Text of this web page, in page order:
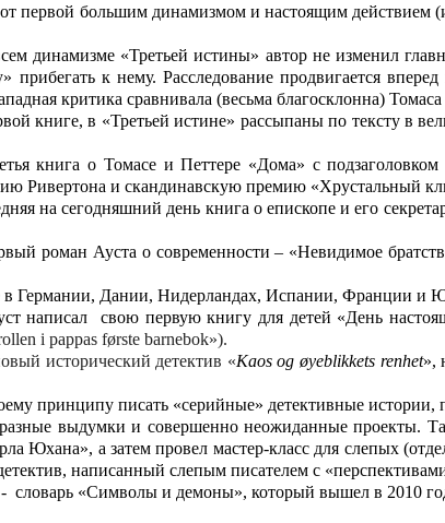
от первой большим динамизмом и настоящим
динамизме «Третьей истины» автор не изменил
к нему. Расследование продвигается
критика сравнивала (весьма благосклонна)
книге, в «Третьей истине» рассыпаны по тексту в
книга о Томасе и Петтере «Дома» с
Ривертона и скандинавскую премию «Хрустальный
на сегодняшний день книга о епископе и его
роман Ауста о современности – «Невидимое
в Германии, Дании, Нидерландах, Испании, Франции и
написал
свою первую книгу для детей «День
i pappas første barnebok»).
исторический детектив «Kaos og øyeblikkets renhet»,
принципу писать «серийные» детективные истории,
выдумки и совершенно неожиданные проекты.
Юхана», а затем провел мастер-класс для слепых
написанный слепым писателем с
словарь «Символы и демоны», который вышел в 2010